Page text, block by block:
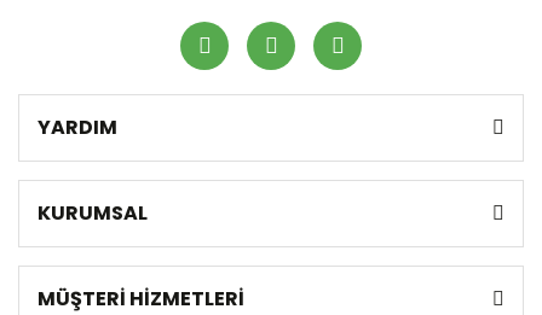
YARDIM
KURUMSAL
MÜŞTERİ HİZMETLERİ